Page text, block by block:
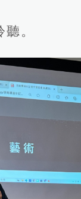
。